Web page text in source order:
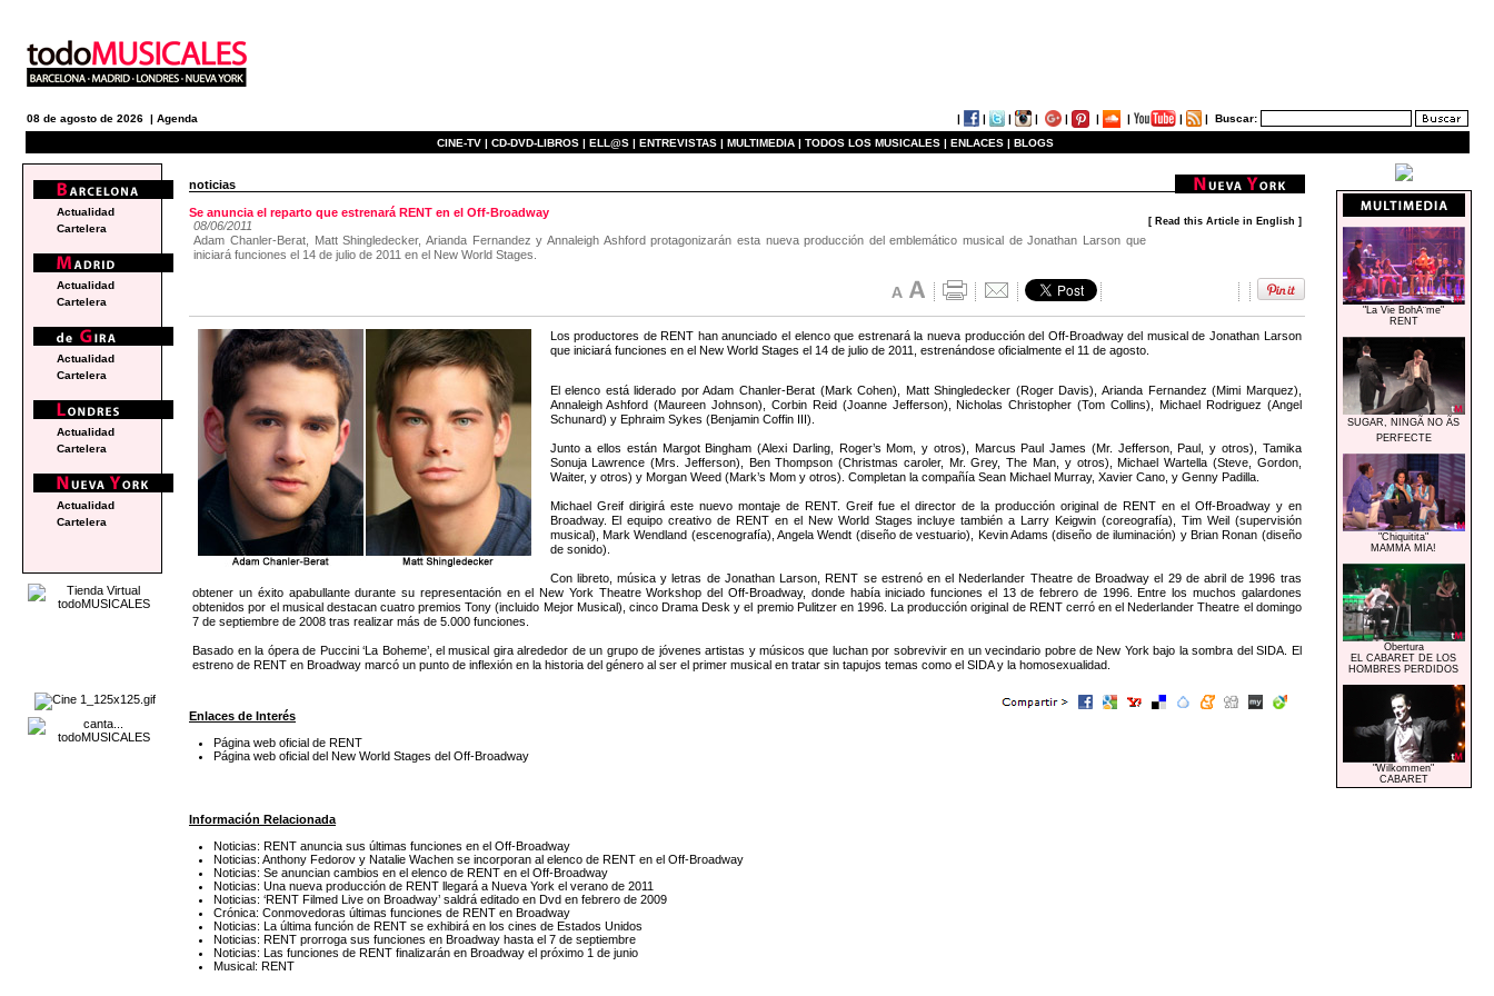
08 de agosto de 2026 | Agenda | | | | | | | | | Buscar:
CINE-TV | CD-DVD-LIBROS | ELL@S | ENTREVISTAS | MULTIMEDIA | TODOS LOS MUSICALES | ENLACES | BLOGS
noticias
[ Read this Article in English ]
Se anuncia el reparto que estrenará RENT en el Off-Broadway
08/06/2011
Adam Chanler-Berat, Matt Shingledecker, Arianda Fernandez y Annaleigh Ashford protagonizarán esta nueva producción del emblemático musical de Jonathan Larson que
iniciará funciones el 14 de julio de 2011 en el New World Stages.
Los productores de RENT han anunciado el elenco que estrenará la nueva producción del Off-Broadway del musical de Jonathan Larson
que iniciará funciones en el New World Stages el 14 de julio de 2011, estrenándose oficialmente el 11 de agosto.
El elenco está liderado por Adam Chanler-Berat (Mark Cohen), Matt Shingledecker (Roger Davis), Arianda Fernandez (Mimi Marquez),
Annaleigh Ashford (Maureen Johnson), Corbin Reid (Joanne Jefferson), Nicholas Christopher (Tom Collins), Michael Rodriguez (Angel
Schunard) y Ephraim Sykes (Benjamin Coffin III).
Junto a ellos están Margot Bingham (Alexi Darling, Roger’s Mom, y otros), Marcus Paul James (Mr. Jefferson, Paul, y otros), Tamika
Sonuja Lawrence (Mrs. Jefferson), Ben Thompson (Christmas caroler, Mr. Grey, The Man, y otros), Michael Wartella (Steve, Gordon,
Waiter, y otros) y Morgan Weed (Mark’s Mom y otros). Completan la compañía Sean Michael Murray, Xavier Cano, y Genny Padilla.
Michael Greif dirigirá este nuevo montaje de RENT. Greif fue el director de la producción original de RENT en el Off-Broadway y en
Broadway. El equipo creativo de RENT en el New World Stages incluye también a Larry Keigwin (coreografía), Tim Weil (supervisión
musical), Mark Wendland (escenografía), Angela Wendt (diseño de vestuario), Kevin Adams (diseño de iluminación) y Brian Ronan (diseño
de sonido).
Con libreto, música y letras de Jonathan Larson, RENT se estrenó en el Nederlander Theatre de Broadway el 29 de abril de 1996 tras
obtener un éxito apabullante durante su representación en el New York Theatre Workshop del Off-Broadway, donde había iniciado funciones el 13 de febrero de 1996. Entre los muchos galardones
obtenidos por el musical destacan cuatro premios Tony (incluido Mejor Musical), cinco Drama Desk y el premio Pulitzer en 1996. La producción original de RENT cerró en el Nederlander Theatre el domingo
7 de septiembre de 2008 tras realizar más de 5.000 funciones.
Basado en la ópera de Puccini ‘La Boheme’, el musical gira alrededor de un grupo de jóvenes artistas y músicos que luchan por sobrevivir en un vecindario pobre de New York bajo la sombra del SIDA. El
estreno de RENT en Broadway marcó un punto de inflexión en la historia del género al ser el primer musical en tratar sin tapujos temas como el SIDA y la homosexualidad.
Enlaces de Interés
Página web oficial de RENT
Página web oficial del New World Stages del Off-Broadway
Información Relacionada
Noticias: RENT anuncia sus últimas funciones en el Off-Broadway
Noticias: Anthony Fedorov y Natalie Wachen se incorporan al elenco de RENT en el Off-Broadway
Noticias: Se anuncian cambios en el elenco de RENT en el Off-Broadway
Noticias: Una nueva producción de RENT llegará a Nueva York el verano de 2011
Noticias: ‘RENT Filmed Live on Broadway’ saldrá editado en Dvd en febrero de 2009
Crónica: Conmovedoras últimas funciones de RENT en Broadway
Noticias: La última función de RENT se exhibirá en los cines de Estados Unidos
Noticias: RENT prorroga sus funciones en Broadway hasta el 7 de septiembre
Noticias: Las funciones de RENT finalizarán en Broadway el próximo 1 de junio
Musical: RENT
Actualidad
Cartelera
Actualidad
Cartelera
Actualidad
Cartelera
Actualidad
Cartelera
Actualidad
Cartelera
"La Vie BohÃ¨me"
RENT
SUGAR, NINGÃ NO ÃS
PERFECTE
"Chiquitita"
MAMMA MIA!
Obertura
EL CABARET DE LOS
HOMBRES PERDIDOS
"Wilkommen"
CABARET